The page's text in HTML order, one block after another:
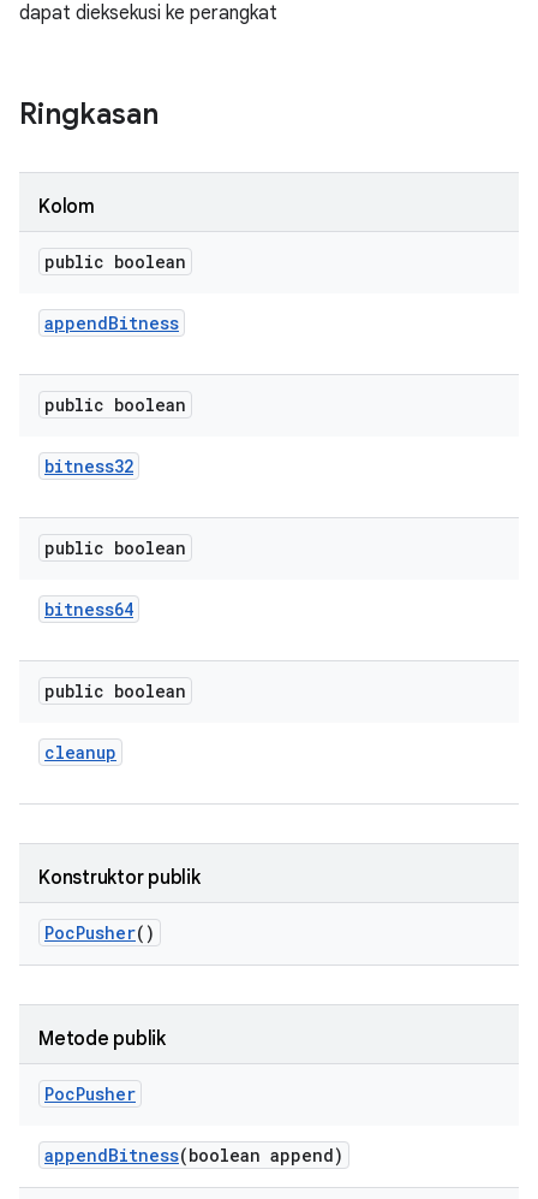
dapat dieksekusi ke perangkat
Ringkasan
Kolom
public boolean
appendBitness
public boolean
bitness32
public boolean
bitness64
public boolean
cleanup
Konstruktor publik
PocPusher()
Metode publik
PocPusher
appendBitness(boolean append)